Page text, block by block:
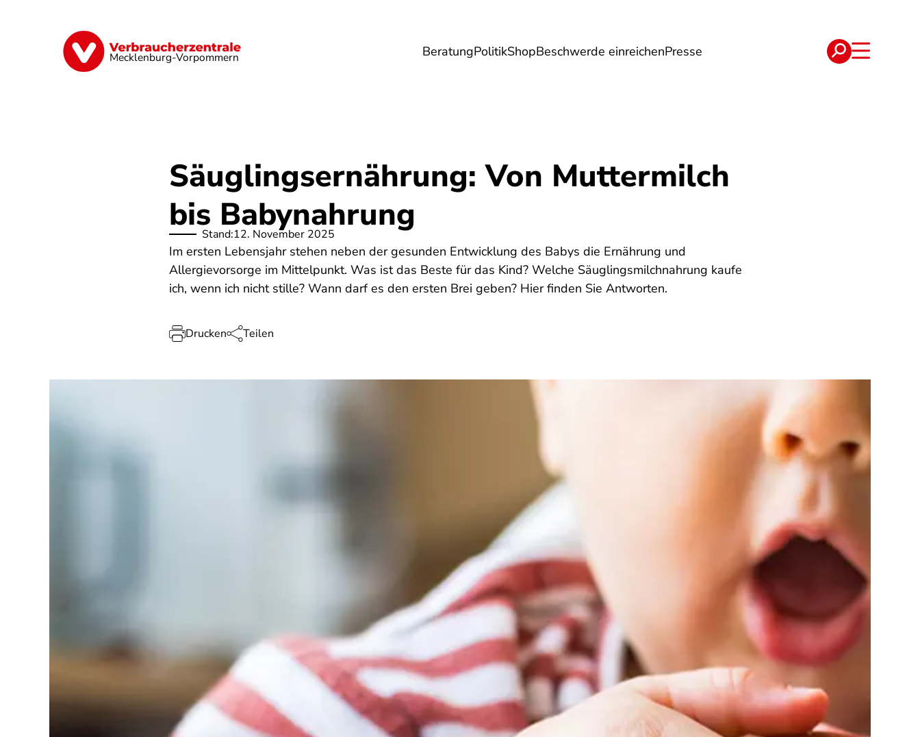
Mecklenburg-Vorpommern BeratungPolitikShopBeschwerde einreichenPresse
Finanzen Digitales Lebensmittel Gesundheit Energie Reise Verträge
Säuglingsernährung: Von Muttermilch
bis Babynahrung
Stand:12. November 2025
Im ersten Lebensjahr stehen neben der gesunden Entwicklung des Babys die Ernährung und
Allergievorsorge im Mittelpunkt. Was ist das Beste für das Kind? Welche Säuglingsmilchnahrung kaufe
ich, wenn ich nicht stille? Wann darf es den ersten Brei geben? Hier finden Sie Antworten.
Drucken Teilen